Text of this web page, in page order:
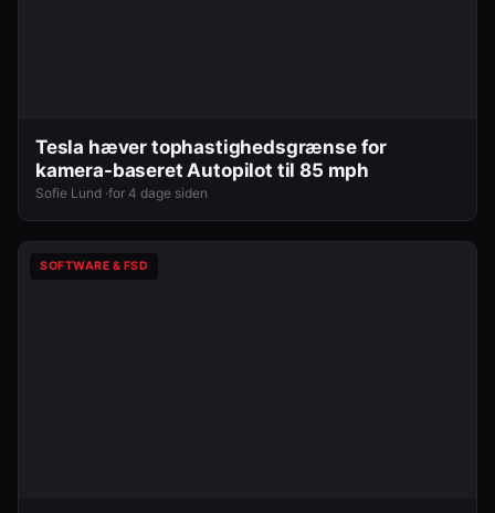
Tesla hæver tophastighedsgrænse for
kamera-baseret Autopilot til 85 mph
Sofie Lund ·for 4 dage siden
SOFTWARE & FSD